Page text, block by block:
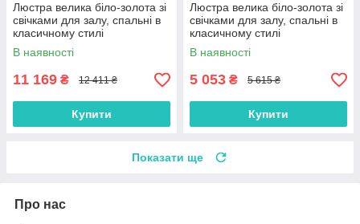
Люстра велика біло-золота зі
свічками для залу, спальні в
класичному стилі
В наявності
11 169 ₴ 12 411 ₴
Купити
Люстра велика біло-золота зі
свічками для залу, спальні в
класичному стилі
В наявності
5 053 ₴ 5 615 ₴
Купити
Показати ще
Про нас